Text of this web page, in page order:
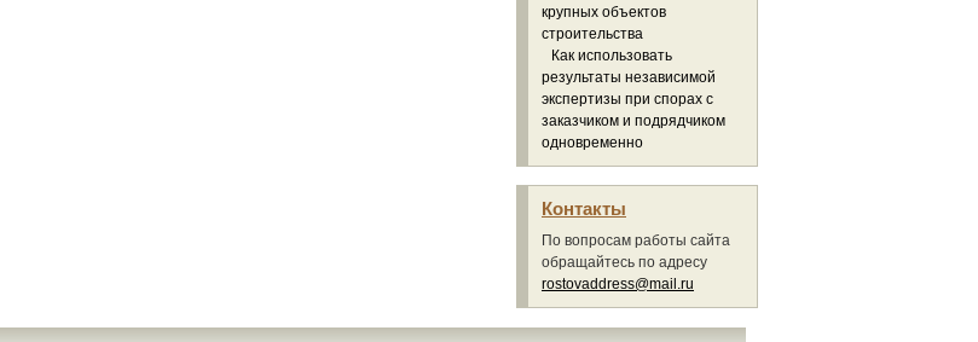
крупных объектов
строительства
Как использовать
результаты независимой
экспертизы при спорах с
заказчиком и подрядчиком
одновременно
Контакты
По вопросам работы сайта
обращайтесь по адресу
rostovaddress@mail.ru